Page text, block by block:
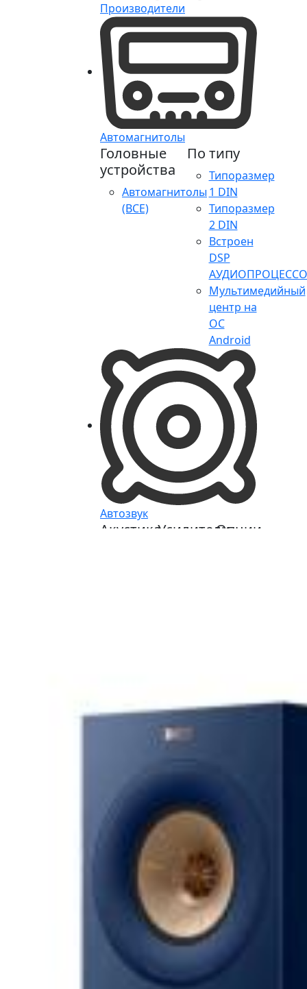
Производители
Автомагнитолы
Головные
устройства
Автомагнитолы
(ВСЕ)
По типу
Типоразмер
1 DIN
Типоразмер
2 DIN
Встроен
DSP
Мультимедийный
центр на
ОС
Android
Автозвук
АкустикаУсилителиОпции
Проигрыватели
Виниловые
проигрыватели
Сетевые
проигрыватели
проигрыватели
Интегральные
усилители
усилители
Усилители
мощности